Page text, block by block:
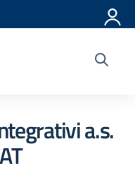
a.s.